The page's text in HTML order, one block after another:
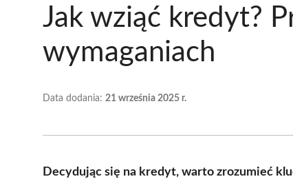
Jak wziąć kredyt?
wymaganiach
Data dodania: 21 września 2025 r.
Decydując się na kredyt, warto zrozumieć